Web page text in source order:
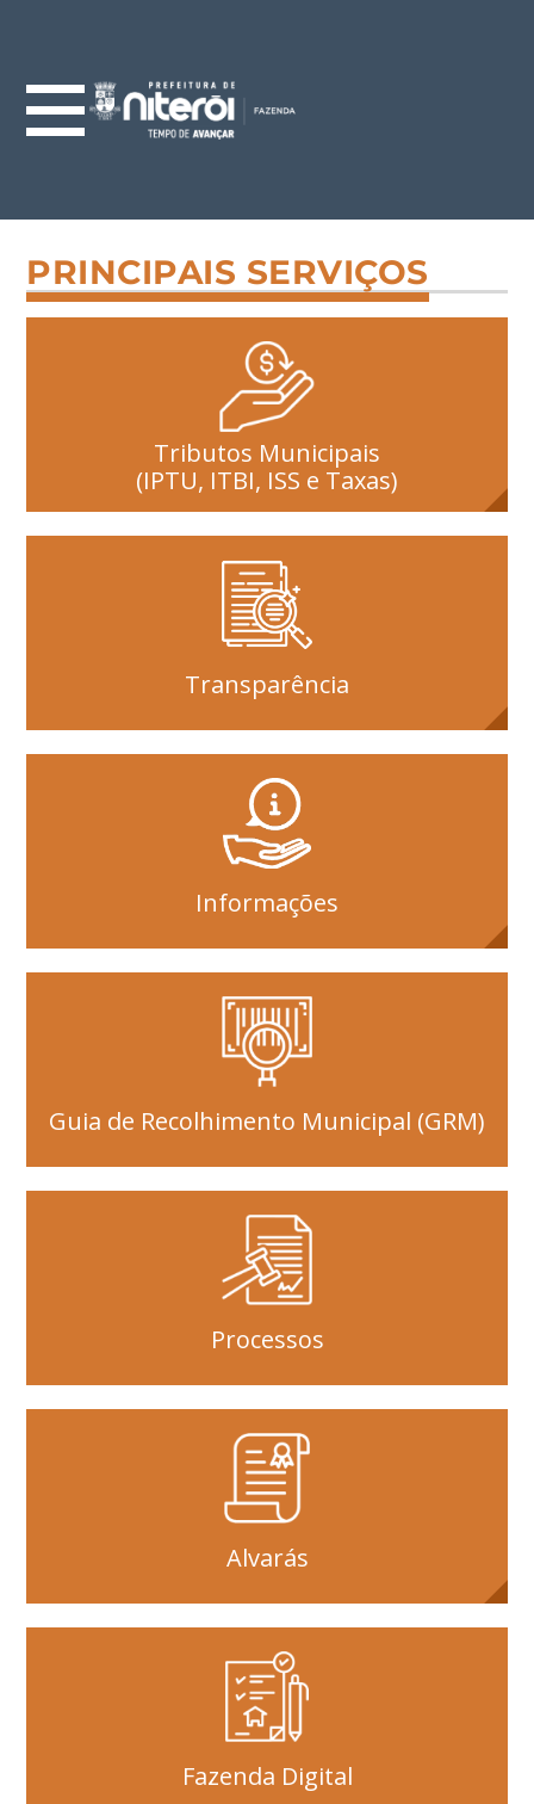
PRINCIPAIS SERVIÇOS
Tributos Municipais
(IPTU, ITBI, ISS e Taxas)
Transparência
Informações
Guia de Recolhimento Municipal (GRM)
Processos
Alvarás
Fazenda Digital